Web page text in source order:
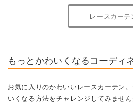
レースカーテ
もっとかわいくなるコーディ
お気に入りのかわいいレースカーテン
いくなる方法をチャレンジしてみません